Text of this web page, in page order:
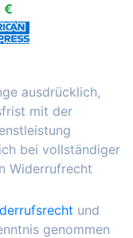
€
ausdrücklich,
mit der
bei vollständiger
Widerrufrecht
und
genommen